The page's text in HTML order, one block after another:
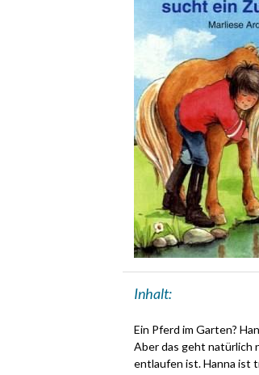
Inhalt:
Ein Pferd im Garten?
Aber das geht natürlich
entlaufen ist. Hanna ist